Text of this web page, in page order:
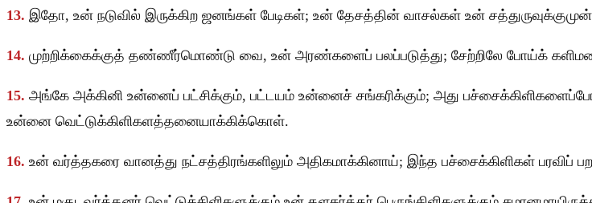
13. இதோ, உன் நடுவில் இருக்கிற ஜனங்கள் பேடிகள்; உன் தேசத்தின் வாசல்கள் உன்
14. முற்றிக்கைக்குத் தண்ணீர்மொண்டு வை, உன் அரண்களைப் பலப்படுத்து; சேற்றிலே போய்க் களிமண்
15. அங்கே அக்கினி உன்னைப் பட்சிக்கும், பட்டயம் உன்னைச் சங்கரிக்கும்; அது
உன்னை வெட்டுக்கிளிகளத்தனையாக்கிக்கொள்.
16. உன் வர்த்தகரை வானத்து நட்சத்திரங்களிலும் அதிகமாக்கினாய்; இந்த பச்சைக்கிளிகள் பரவிப்